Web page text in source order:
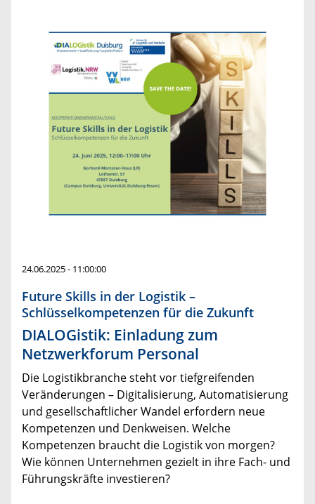
24.06.2025 - 11:00:00
Future Skills in der Logistik –
Schlüsselkompetenzen für die Zukunft
DIALOGistik: Einladung zum
Netzwerkforum Personal
Die Logistikbranche steht vor tiefgreifenden
Veränderungen – Digitalisierung, Automatisierung
und gesellschaftlicher Wandel erfordern neue
Kompetenzen und Denkweisen. Welche
Kompetenzen braucht die Logistik von morgen?
Wie können Unternehmen gezielt in ihre Fach- und
Führungskräfte investieren?